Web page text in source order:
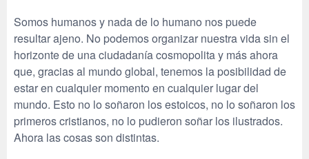
Somos humanos y nada de lo humano nos puede
resultar ajeno. No podemos organizar nuestra vida sin el
horizonte de una ciudadanía cosmopolita y más ahora
que, gracias al mundo global, tenemos la posibilidad de
estar en cualquier momento en cualquier lugar del
mundo. Esto no lo soñaron los estoicos, no lo soñaron los
primeros cristianos, no lo pudieron soñar los ilustrados.
Ahora las cosas son distintas.